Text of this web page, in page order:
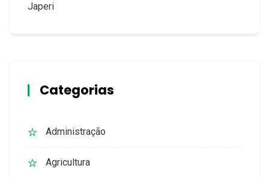
Japeri
Categorias
Administração
Agricultura